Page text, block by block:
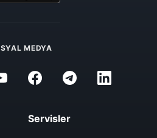
MEDYA
Servisler